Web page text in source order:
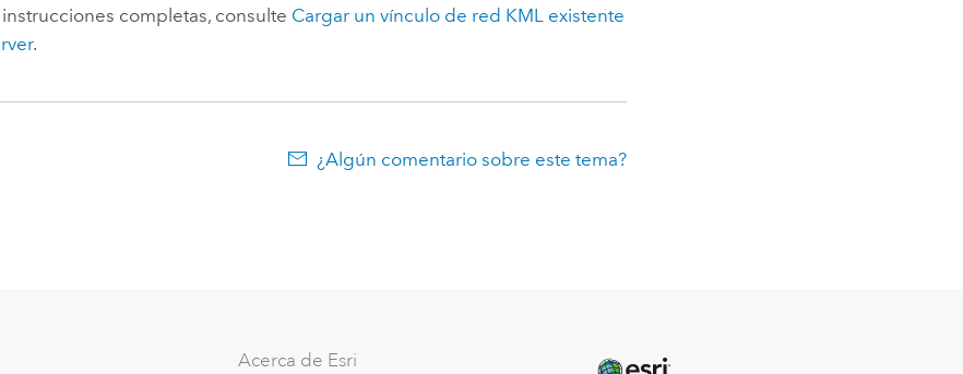
completas, consulte Cargar un vínculo de red KML existente
.
¿Algún comentario sobre este tema?
Acerca de Esri